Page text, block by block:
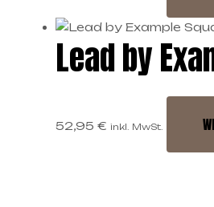
Lead by
52,95 € inkl. MwSt.